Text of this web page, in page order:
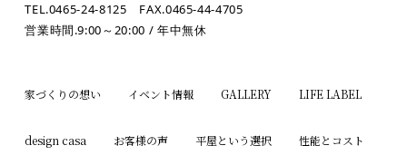
TEL.0465-24-8125 FAX.0465-44-4705
営業時間.9:00～20:00 / 年中無休
家づくりの想い イベント情報 GALLERY LIFE LABEL
design casa お客様の声 平屋という選択 性能とコスト